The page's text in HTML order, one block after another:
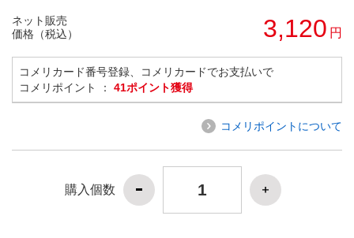
ネット販売
価格（税込）
3,120 円
コメリカード番号登録、コメリカードでお支払いで
コメリポイント ： 41ポイント獲得
コメリポイントについて
購入個数